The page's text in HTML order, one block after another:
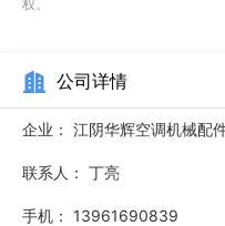
中，安装在船舶机舱或工
价比高位置反馈采用霍尔
权。
公司详情
企业： 江阴华辉空调机械配
联系人： 丁亮
手机： 13961690839